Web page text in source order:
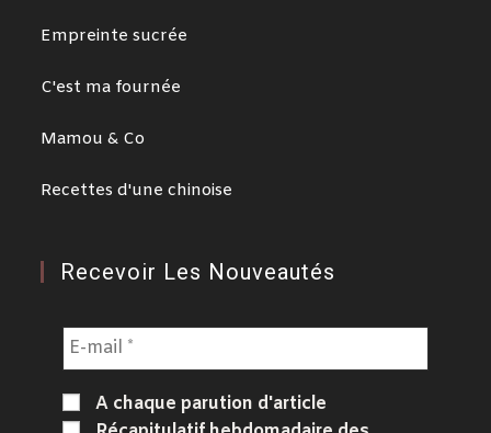
Empreinte sucrée
C'est ma fournée
Mamou & Co
Recettes d'une chinoise
Recevoir Les Nouveautés
A chaque parution d'article